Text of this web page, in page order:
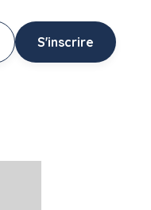
S'inscrire